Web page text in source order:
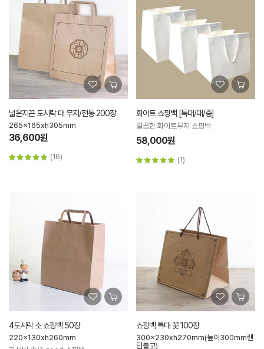
넓은지끈 도시락 대 무지/전통 200장
265x165xh305mm
36,600원
(16)
화이트 쇼핑백 [특대/대/중]
깔끔한 화이트무지 쇼핑백
58,000원
(1)
4도시락 소 쇼핑백 50장
220x130xh260mm
쇼핑백 특대 꽃 100장
300x230xh270mm(높이300mm랜
덤출고)